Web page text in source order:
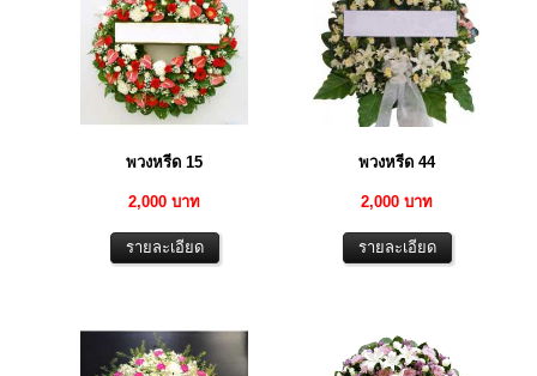
พวงหรีด 15
2,000 บาท
พวงหรีด 44
2,000 บาท